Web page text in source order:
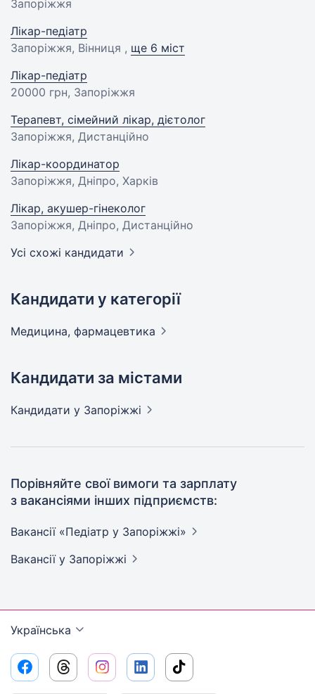
Запоріжжя
Лікар-педіатр
Запоріжжя, Вінниця , ще 6 міст
Лікар-педіатр
20000 грн, Запоріжжя
Терапевт, сімейний лікар, дієтолог
Запоріжжя, Дистанційно
Лікар-координатор
Запоріжжя, Дніпро, Харків
Лікар, акушер-гінеколог
Запоріжжя, Дніпро, Дистанційно
Усі схожі кандидати
Кандидати у категорії
Медицина, фармацевтика
Кандидати за містами
Кандидати у Запоріжжі
Порівняйте свої вимоги та зарплату
з вакансіями інших підприємств:
Вакансії «Педіатр у Запоріжжі»
Вакансії у Запоріжжі
Українська